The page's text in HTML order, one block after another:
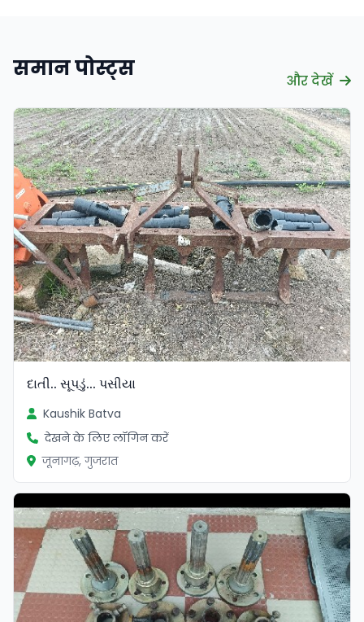
समान पोस्ट्स और देखें
દાતી.. સૂપડું... પસીયા
Kaushik Batva
देखने के लिए लॉगिन करें
जूनागढ़, गुजरात